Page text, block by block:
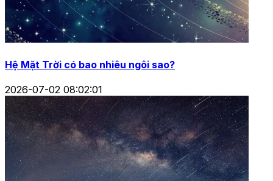
Hệ Mặt Trời có bao nhiêu ngôi sao?
2026-07-02 08:02:01